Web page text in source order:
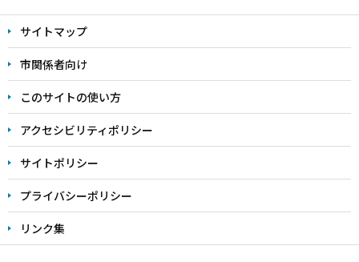
文
こ
こ
ま
で
サイトマップ
市関係者向け
このサイトの使い方
アクセシビリティポリシー
サイトポリシー
プライバシーポリシー
リンク集